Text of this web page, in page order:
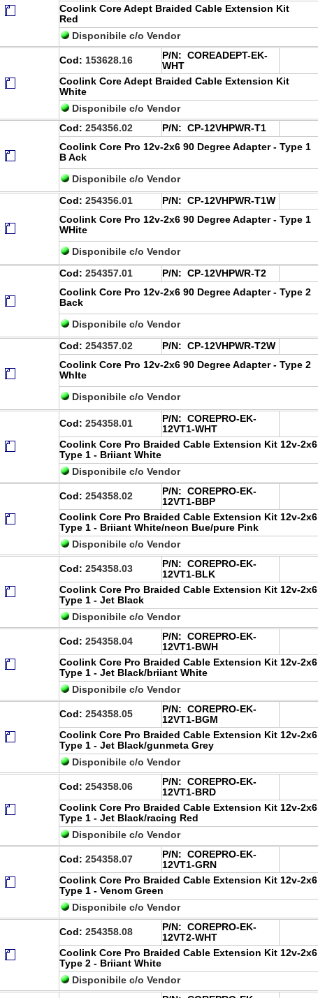
Coolink Core Adept Braided Cable Extension Kit
Red
Disponibile c/o Vendor
Cod: 153628.16 P/N: COREADEPT-EK-
WHT
Coolink Core Adept Braided Cable Extension Kit
White
Disponibile c/o Vendor
Cod: 254356.02 P/N: CP-12VHPWR-T1
Coolink Core Pro 12v-2x6 90 Degree Adapter - Type 1
B Ack
Disponibile c/o Vendor
Cod: 254356.01 P/N: CP-12VHPWR-T1W
Coolink Core Pro 12v-2x6 90 Degree Adapter - Type 1
WHite
Disponibile c/o Vendor
Cod: 254357.01 P/N: CP-12VHPWR-T2
Coolink Core Pro 12v-2x6 90 Degree Adapter - Type 2
Back
Disponibile c/o Vendor
Cod: 254357.02 P/N: CP-12VHPWR-T2W
Coolink Core Pro 12v-2x6 90 Degree Adapter - Type 2
WhIte
Disponibile c/o Vendor
Cod: 254358.01 P/N: COREPRO-EK-
12VT1-WHT
Coolink Core Pro Braided Cable Extension Kit 12v-2x6
Type 1 - Briiant White
Disponibile c/o Vendor
Cod: 254358.02 P/N: COREPRO-EK-
12VT1-BBP
Coolink Core Pro Braided Cable Extension Kit 12v-2x6
Type 1 - Briiant White/neon Bue/pure Pink
Disponibile c/o Vendor
Cod: 254358.03 P/N: COREPRO-EK-
12VT1-BLK
Coolink Core Pro Braided Cable Extension Kit 12v-2x6
Type 1 - Jet Black
Disponibile c/o Vendor
Cod: 254358.04 P/N: COREPRO-EK-
12VT1-BWH
Coolink Core Pro Braided Cable Extension Kit 12v-2x6
Type 1 - Jet Black/briiant White
Disponibile c/o Vendor
Cod: 254358.05 P/N: COREPRO-EK-
12VT1-BGM
Coolink Core Pro Braided Cable Extension Kit 12v-2x6
Type 1 - Jet Black/gunmeta Grey
Disponibile c/o Vendor
Cod: 254358.06 P/N: COREPRO-EK-
12VT1-BRD
Coolink Core Pro Braided Cable Extension Kit 12v-2x6
Type 1 - Jet Black/racing Red
Disponibile c/o Vendor
Cod: 254358.07 P/N: COREPRO-EK-
12VT1-GRN
Coolink Core Pro Braided Cable Extension Kit 12v-2x6
Type 1 - Venom Green
Disponibile c/o Vendor
Cod: 254358.08 P/N: COREPRO-EK-
12VT2-WHT
Coolink Core Pro Braided Cable Extension Kit 12v-2x6
Type 2 - Briiant White
Disponibile c/o Vendor